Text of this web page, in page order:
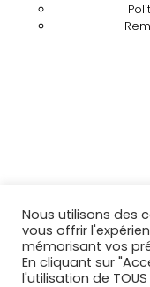
Nous utilisons des
vous offrir
mémorisant vos
En cliquant sur
l'utilisation de